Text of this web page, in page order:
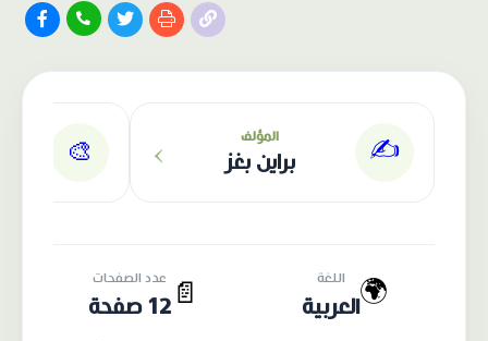
✍️ المؤلف
براين بغز ›
🎨
🌍 اللغة
العربية 📄
عدد الصفحات
12 صفحة